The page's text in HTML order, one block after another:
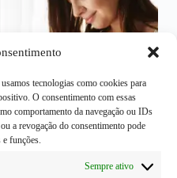
tecnologias como cookies para
O consentimento com essas
comportamento da navegação ou IDs
a revogação do consentimento pode
e funções.
Sempre ativo